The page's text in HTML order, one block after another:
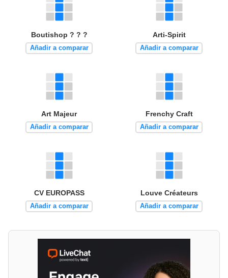
Boutishop ? ? ?
Añadir a comparar
Arti-Spirit
Añadir a comparar
Art Majeur
Añadir a comparar
Frenchy Craft
Añadir a comparar
CV EUROPASS
Añadir a comparar
Louve Créateurs
Añadir a comparar